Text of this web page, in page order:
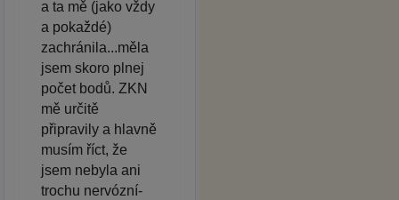
a ta mě (jako vždy
a pokaždé)
zachránila...měla
jsem skoro plnej
počet bodů. ZKN
mě určitě
připravily a hlavně
musím říct, že
jsem nebyla ani
trochu nervózní-